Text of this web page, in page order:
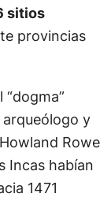
sitios
provincias
y
Rowe
Incas habían
1471